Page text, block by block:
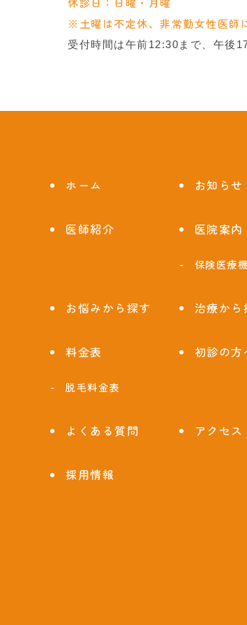
※土曜は不定休、非常勤女性医師
受付時間は午前12:30まで、午後
ホーム お知らせ
医師紹介 医院案内
保険医療
お悩みから探す 治療から
料金表
脱毛料金表
初診の方
よくある質問 アクセス
採用情報